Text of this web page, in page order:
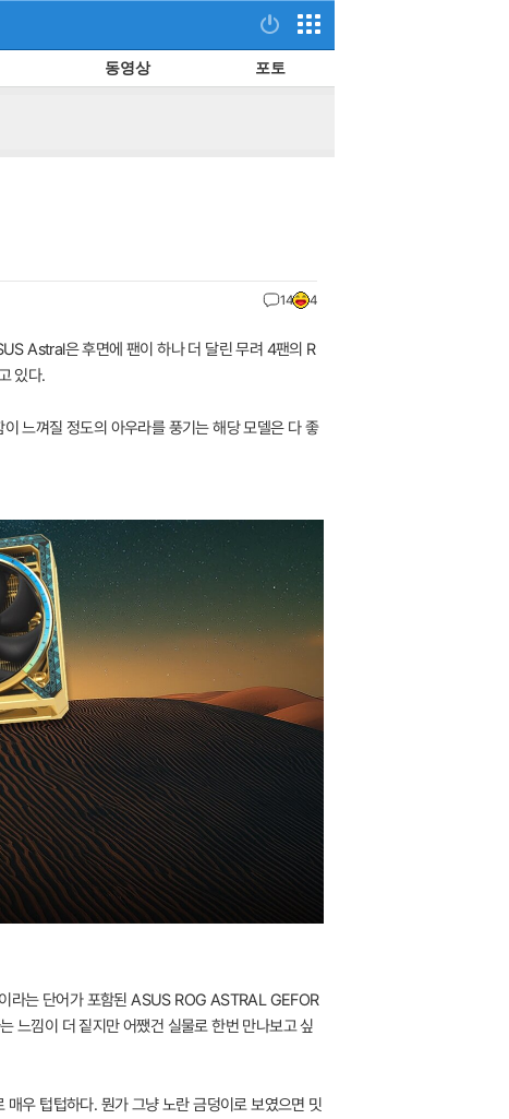
동영상 포토
14 4
Astral은 후면에 팬이 하나 더 달린 무려 4팬의 R
있다.
느껴질 정도의 아우라를 풍기는 해당 모델은 다 좋
라는 단어가 포함된 ASUS ROG ASTRAL GEFOR
느낌이 더 짙지만 어쨌건 실물로 한번 만나보고 싶
우 텁텁하다. 뭔가 그냥 노란 금덩이로 보였으면 밋